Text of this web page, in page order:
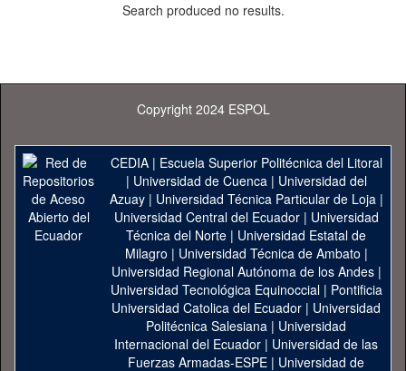
Search produced no results.
Copyright 2024 ESPOL
CEDIA| Escuela Superior Politécnica del Litoral
| Universidad de Cuenca| Universidad del
Azuay| Universidad Técnica Particular de Loja|
Universidad Central del Ecuador| Universidad
Técnica del Norte | Universidad Estatal de
Milagro | Universidad Técnica de Ambato |
Universidad Regional Autónoma de los Andes|
Universidad Tecnológica Equinoccial| Pontificia
Universidad Catolica del Ecuador | Universidad
Politécnica Salesiana | Universidad
Internacional del Ecuador | Universidad de las
Fuerzas Armadas-ESPE | Universidad de